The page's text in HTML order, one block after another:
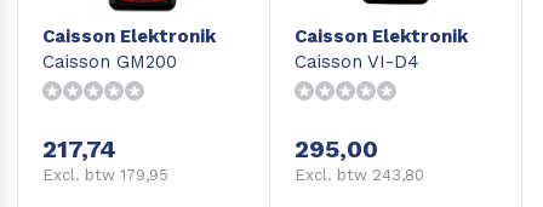
Caisson Elektronik
Caisson GM200
217,74
Excl. btw 179,95
Caisson Elektronik
Caisson VI-D4
295,00
Excl. btw 243,80